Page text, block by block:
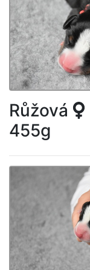
Růžová
455g